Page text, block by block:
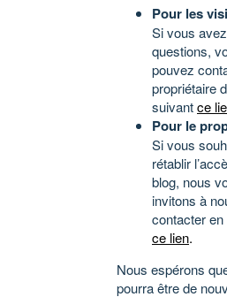
Pour les
Si vous
questions,
pouvez
propriétaire
suivantce
Pour le
Si vous
rétablir
blog, nous
invitons à
contacter
ce lien.
Nous espérons
pourra être de